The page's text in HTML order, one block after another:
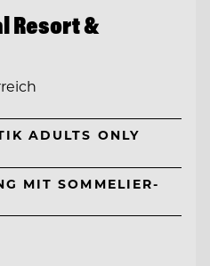
Resort &
ADULTS ONLY
MIT SOMMELIER-